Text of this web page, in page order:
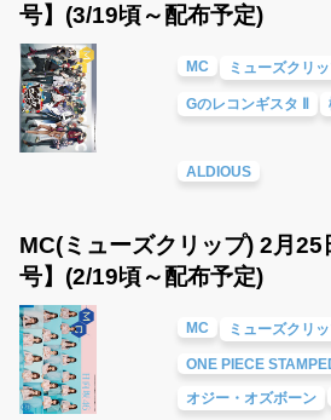
号】(3/19頃～配布予定)
MC ミューズクリ
Gのレコンギスタ Ⅱ
ALDIOUS
MC(ミューズクリップ) 2月
号】(2/19頃～配布予定)
MC ミューズクリ
ONE PIECE
オジー・オズボーン